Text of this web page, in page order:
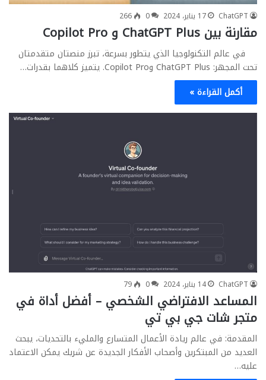
ChatGPT 17 يناير، 2024 0
266
مقارنة بين ChatGPT Plus و Copilot Pro
في عالم التكنولوجيا الذي يتطور بسرعة، تبرز منصتان متقدمتان
تحت المجهر: ChatGPT Plus وCopilot Pro. يتميز كلاهما بقدرات…
أكمل القراءة »
ChatGPT 14 يناير، 2024 0
79
المساعد الافتراضي الشخصي – أفضل أداة في
متجر شات جي بي تي
المقدمة: في عالم ريادة الأعمال المتسارع والمليء بالتحديات، يبحث
العديد من المبتكرين وأصحاب الأفكار الجديدة عن شريك يمكن الاعتماد
عليه…